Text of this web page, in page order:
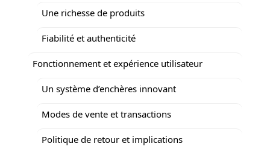
Une richesse de produits
Fiabilité et authenticité
Fonctionnement et expérience utilisateur
Un système d’enchères innovant
Modes de vente et transactions
Politique de retour et implications